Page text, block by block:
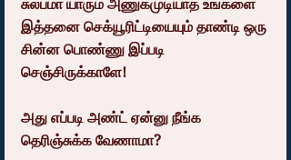
சுலபமா யாரும் அணுகமுடியாத உங்களை
இத்தனை செக்யூரிட்டியையும் தாண்டி ஒரு
சின்ன பொண்ணு இப்படி
செஞ்சிருக்காளே!
அது எப்படி அண்ட் ஏன்னு நீங்க
தெரிஞ்சுக்க வேணாமா?